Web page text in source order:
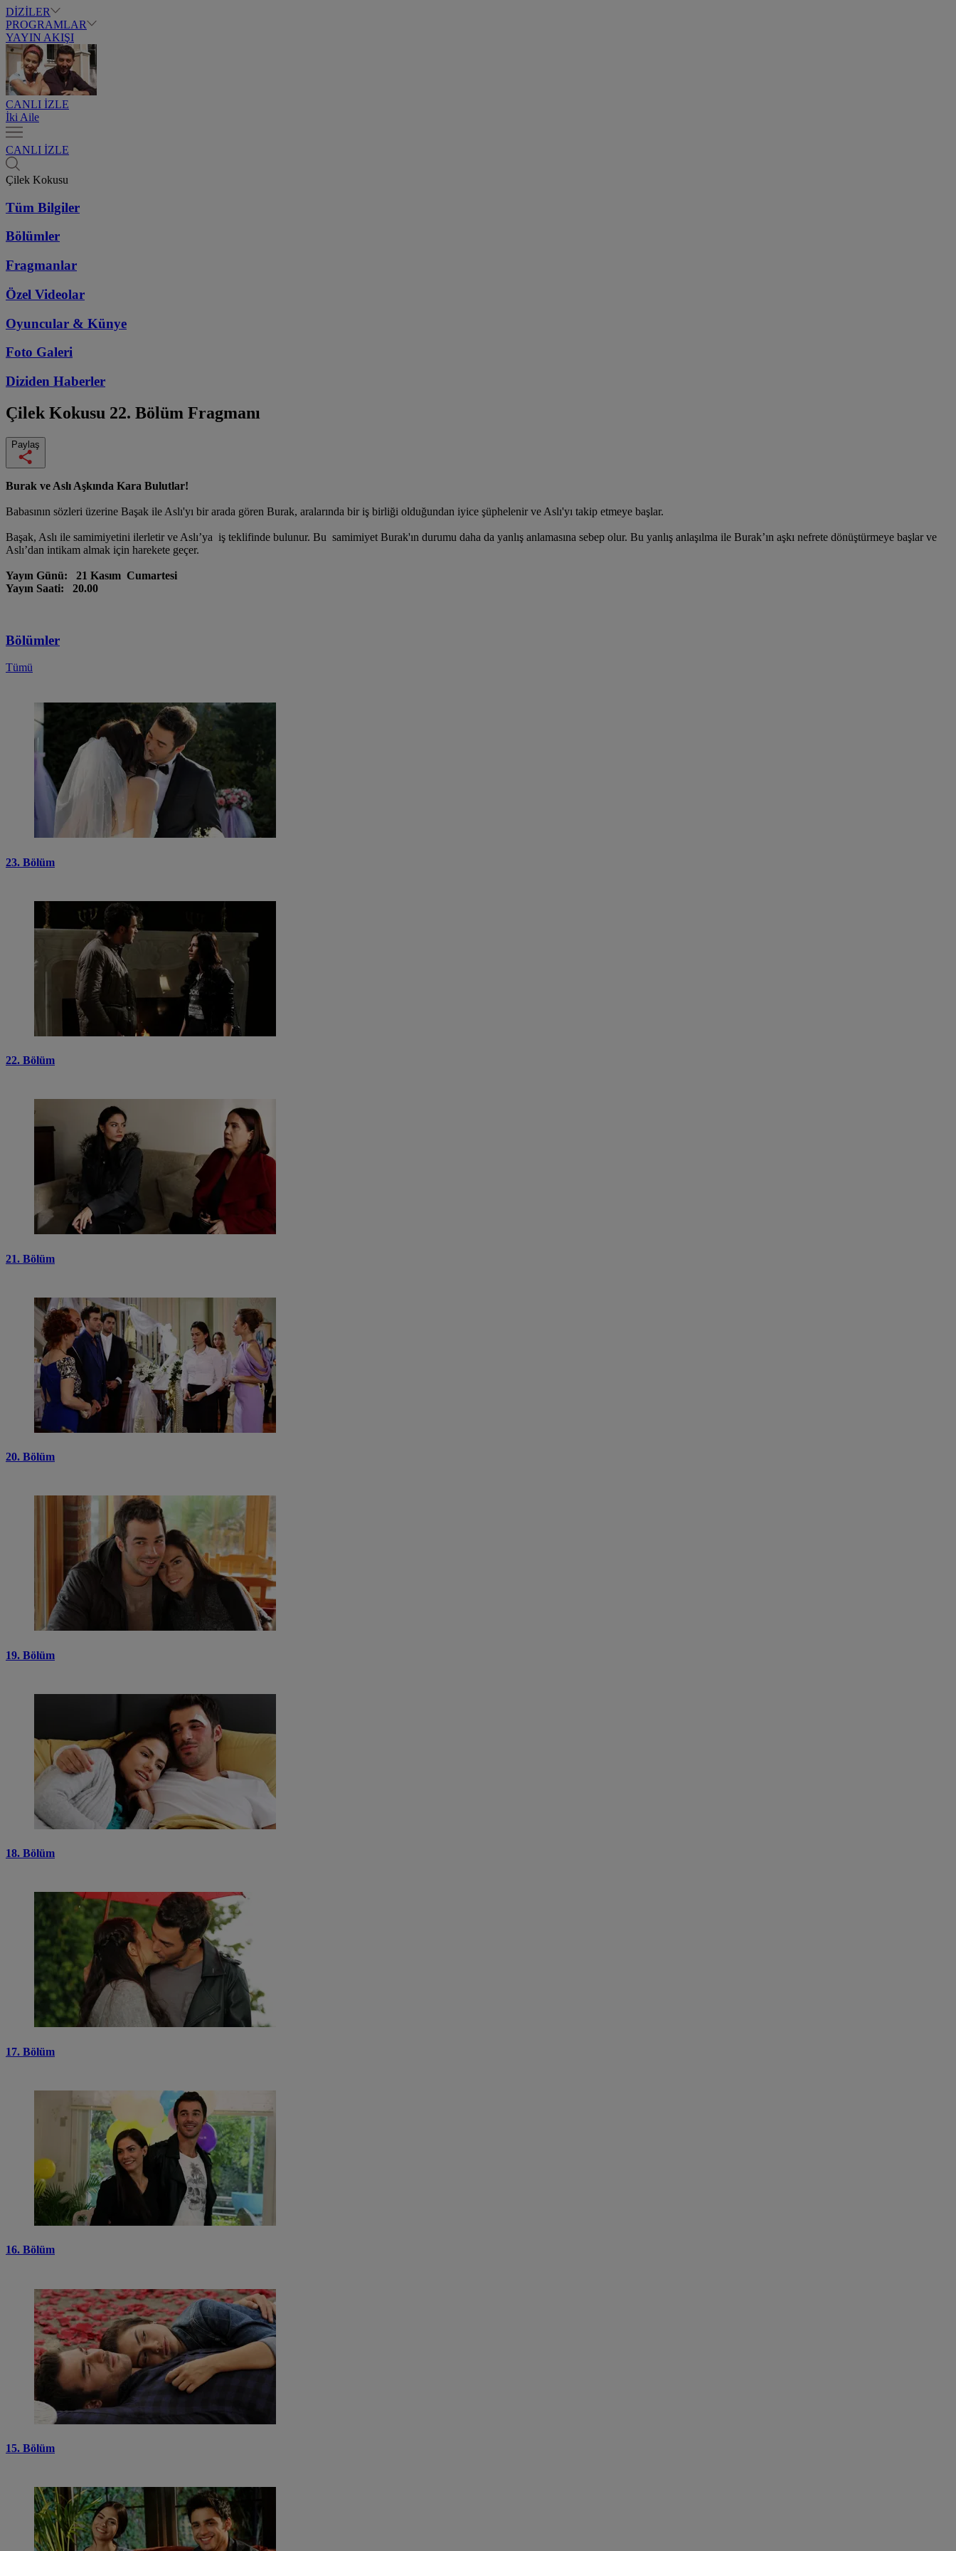
DİZİLER
PROGRAMLAR
YAYIN AKIŞI
CANLI İZLE
İki Aile
CANLI İZLE
Çilek Kokusu
Tüm Bilgiler
Bölümler
Fragmanlar
Özel Videolar
Oyuncular & Künye
Foto Galeri
Diziden Haberler
Çilek Kokusu 22. Bölüm Fragmanı
Paylaş
Burak ve Aslı Aşkında Kara Bulutlar!
Babasının sözleri üzerine Başak ile Aslı'yı bir arada gören Burak, aralarında bir iş birliği olduğundan iyice şüphelenir ve Aslı'yı takip etmeye başlar.
Başak, Aslı ile samimiyetini ilerletir ve Aslı’ya iş teklifinde bulunur. Bu samimiyet Burak'ın durumu daha da yanlış anlamasına sebep olur. Bu yanlış anlaşılma ile Burak’ın aşkı nefrete dönüştürmeye başlar ve
Aslı’dan intikam almak için harekete geçer.
Yayın Günü: 21 Kasım Cumartesi
Yayın Saati: 20.00
Bölümler
Tümü
23. Bölüm
22. Bölüm
21. Bölüm
20. Bölüm
19. Bölüm
18. Bölüm
17. Bölüm
16. Bölüm
15. Bölüm